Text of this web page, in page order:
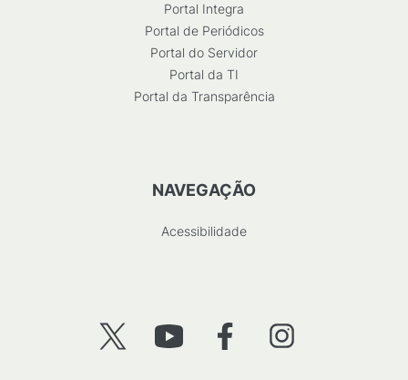
Portal Integra
Portal de Periódicos
Portal do Servidor
Portal da TI
Portal da Transparência
NAVEGAÇÃO
Acessibilidade